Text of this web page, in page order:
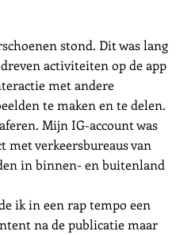
stond. Dit was lang
activiteiten op de app
met andere
te maken en te delen.
Mijn IG-account was
met verkeersbureaus van
in binnen- en buitenland
ik in een rap tempo een
na de publicatie maar